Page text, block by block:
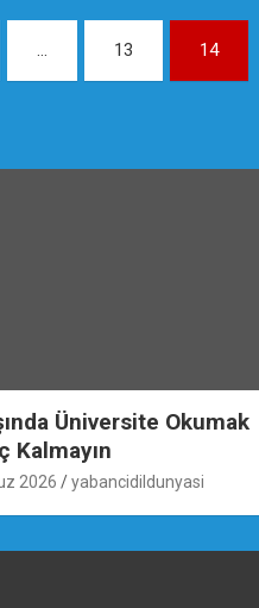
… 13 14
Üniversite Okumak
Kalmayın
2026 yabancidildunyasi